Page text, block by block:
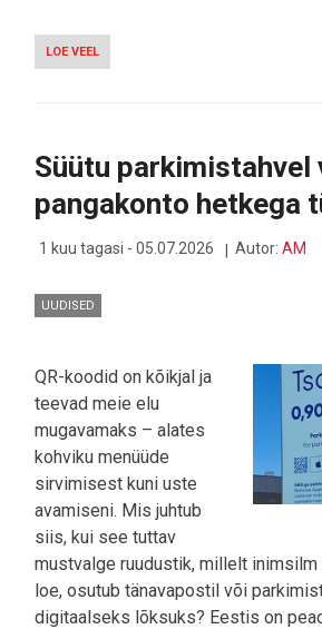
LOE VEEL
KOWLOONI
HAKKAB
ÕUDUS
PIHTA
Süütu parkimistahvel
pangakonto hetkega
1 kuu tagasi - 05.07.2026 Autor: AM
UUDISED
QR-koodid on kõikjal ja
teevad meie elu
mugavamaks – alates
kohviku menüüde
sirvimisest kuni uste
avamiseni. Mis juhtub
siis, kui see tuttav
mustvalge ruudustik, millelt
loe, osutub tänavapostil või
digitaalseks lõksuks? Eestis on